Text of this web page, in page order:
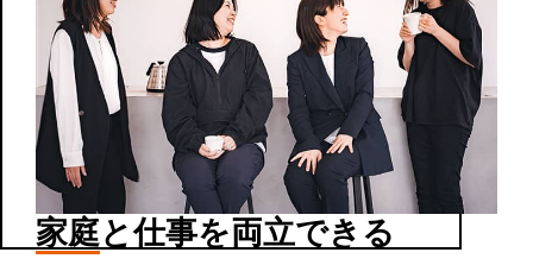
家庭と仕事を両立できる